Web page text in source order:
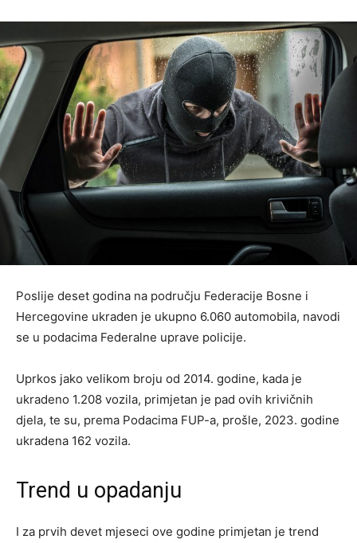
Poslije deset godina na području Federacije Bosne i
Hercegovine ukraden je ukupno 6.060 automobila, navodi
se u podacima Federalne uprave policije.
Uprkos jako velikom broju od 2014. godine, kada je
ukradeno 1.208 vozila, primjetan je pad ovih krivičnih
djela, te su, prema Podacima FUP-a, prošle, 2023. godine
ukradena 162 vozila.
Trend u opadanju
I za prvih devet mjeseci ove godine primjetan je trend